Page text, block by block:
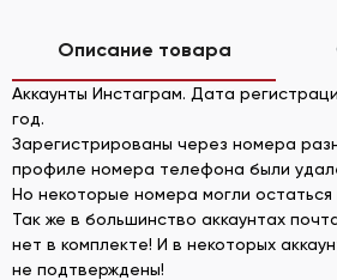
Описание товара
Аккаунты Инстаграм. Дата
год.
Зарегистрированы через номера
профиле номера телефона были
Но некоторые номера могли остаться
Так же в большинство аккаунтах
нет в комплекте! И в некоторых
не подтверждены!